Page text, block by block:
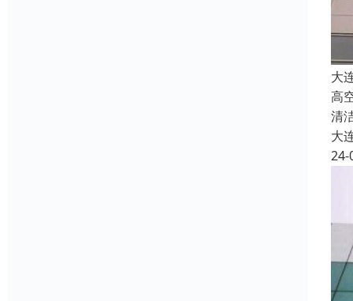
大
高
清
大
24-